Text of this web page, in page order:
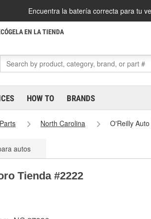
Encuentra la batería correcta para tu
EN LA TIENDA
HOW TO BRANDS
North Carolina O'Reilly
autos
Tienda #2222